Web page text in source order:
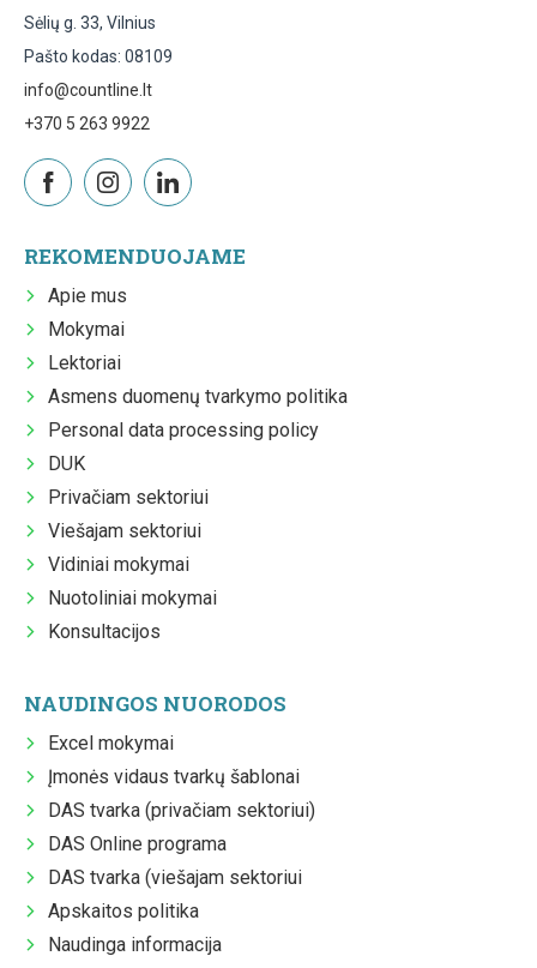
Sėlių g. 33, Vilnius
Pašto kodas: 08109
info@countline.lt
+370 5 263 9922
REKOMENDUOJAME
Apie mus
Mokymai
Lektoriai
Asmens duomenų tvarkymo politika
Personal data processing policy
DUK
Privačiam sektoriui
Viešajam sektoriui
Vidiniai mokymai
Nuotoliniai mokymai
Konsultacijos
NAUDINGOS NUORODOS
Excel mokymai
Įmonės vidaus tvarkų šablonai
DAS tvarka (privačiam sektoriui)
DAS Online programa
DAS tvarka (viešajam sektoriui
Apskaitos politika
Naudinga informacija